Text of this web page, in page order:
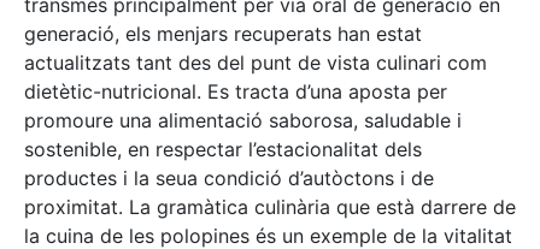
generació, els menjars recuperats han estat
actualitzats tant des del punt de vista culinari com
dietètic-nutricional. Es tracta d’una aposta per
promoure una alimentació saborosa, saludable i
sostenible, en respectar l’estacionalitat dels
productes i la seua condició d’autòctons i de
proximitat. La gramàtica culinària que està darrere de
la cuina de les polopines és un exemple de la vitalitat